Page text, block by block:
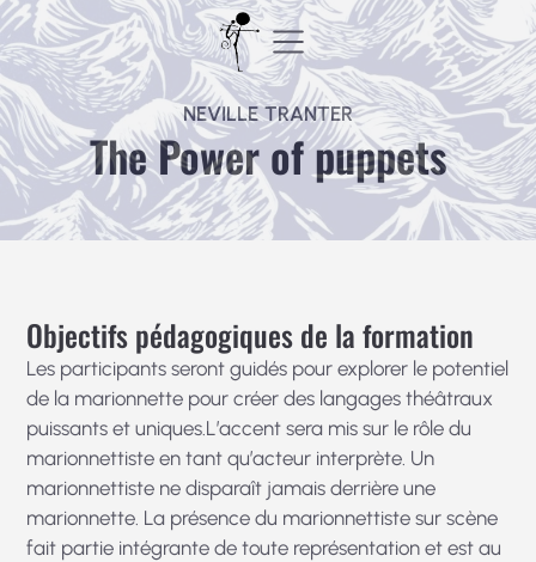
Aller
au
contenu
NEVILLE TRANTER
The Power of puppets
Objectifs pédagogiques de la formation
Les participants seront guidés pour explorer le potentiel
de la marionnette pour créer des langages théâtraux
puissants et uniques.L’accent sera mis sur le rôle du
marionnettiste en tant qu’acteur interprète. Un
marionnettiste ne disparaît jamais derrière une
marionnette. La présence du marionnettiste sur scène
fait partie intégrante de toute représentation et est au